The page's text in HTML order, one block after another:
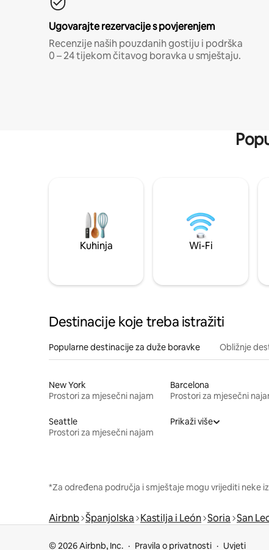
Ugovarajte rezervacije s povjerenjem
Recenzije naših pouzdanih gostiju i podrška
0 – 24 tijekom čitavog boravka u smještaju.
Kuhinja Wi-Fi
Destinacije koje treba istražiti
Popularne destinacije za duže boravke Obližnje
New York
Prostori za mjesečni najam
Barcelona
Prostori za mjesečni
Seattle
Prostori za mjesečni najam
Prikaži više
*Za određena područja i smještaje mogu vrijediti neke
Airbnb Španjolska Kastilja i León Soria San
© 2026 Airbnb, Inc. Pravila o privatnosti Uvjeti